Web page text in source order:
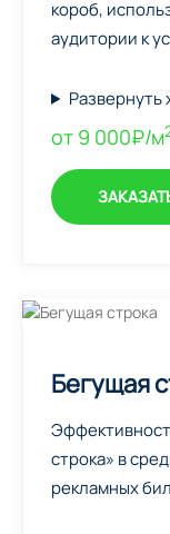
короб,
аудитории к
Развернуть
от 9 000₽/м
Бегущая
строка» в
рекламных